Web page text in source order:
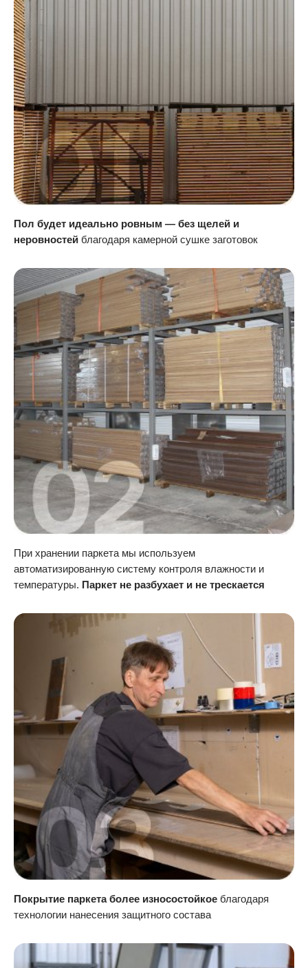
Пол будет идеально ровным — без щелей и
неровностей благодаря камерной сушке заготовок
При хранении паркета мы используем
автоматизированную систему контроля влажности и
температуры. Паркет не разбухает и не трескается
Покрытие паркета более износостойкое благодаря
технологии нанесения защитного состава